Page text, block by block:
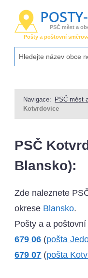
PSČ měst a
Pošty a poštovní
Navigace: PSČ měst
Kotvrdovice
PSČ
Blansko):
Zde naleznete
okrese Blansko.
Pošty a a
679 06 (pošta
679 07 (pošta